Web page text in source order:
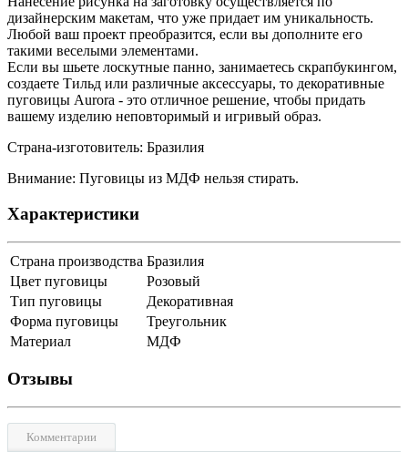
дизайнерским макетам, что уже придает им уникальность.
Любой ваш проект преобразится, если вы дополните его
такими веселыми элементами.
Если вы шьете лоскутные панно, занимаетесь скрапбукингом,
создаете Тильд или различные аксессуары, то декоративные
пуговицы Aurora - это отличное решение, чтобы придать
вашему изделию неповторимый и игривый образ.
Страна-изготовитель: Бразилия
Внимание: Пуговицы из МДФ нельзя стирать.
Характеристики
Страна производства Бразилия
Цвет пуговицы
Розовый
Тип пуговицы
Декоративная
Форма пуговицы
Треугольник
Материал
МДФ
Отзывы
Комментарии